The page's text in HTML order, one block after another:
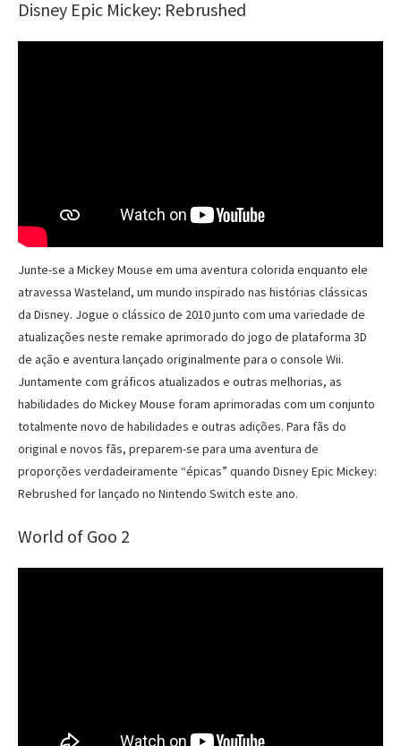
Disney Epic Mickey: Rebrushed
Junte-se a Mickey Mouse em uma aventura colorida enquanto ele
atravessa Wasteland, um mundo inspirado nas histórias clássicas
da Disney. Jogue o clássico de 2010 junto com uma variedade de
atualizações neste remake aprimorado do jogo de plataforma 3D
de ação e aventura lançado originalmente para o console Wii.
Juntamente com gráficos atualizados e outras melhorias, as
habilidades do Mickey Mouse foram aprimoradas com um conjunto
totalmente novo de habilidades e outras adições. Para fãs do
original e novos fãs, preparem-se para uma aventura de
proporções verdadeiramente “épicas” quando Disney Epic Mickey:
Rebrushed for lançado no Nintendo Switch este ano.
World of Goo 2